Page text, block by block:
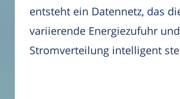
entsteht ein Datennetz, das
variierende Energiezufuhr
Stromverteilung intelligent